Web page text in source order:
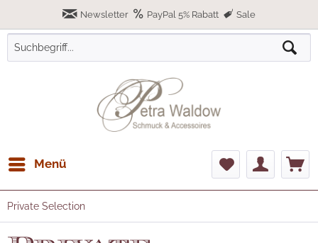
Newsletter PayPal 5% Rabatt Sale
Menü
Private Selection